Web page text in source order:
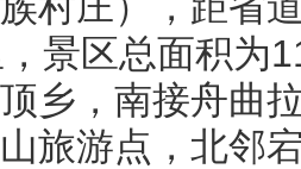
景区总面积为
乡，南接舟曲
旅游点，北邻